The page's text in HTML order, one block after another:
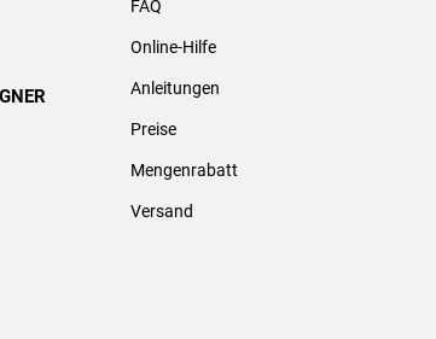
FAQ
Online-Hilfe
Anleitungen
Preise
Mengenrabatt
Versand